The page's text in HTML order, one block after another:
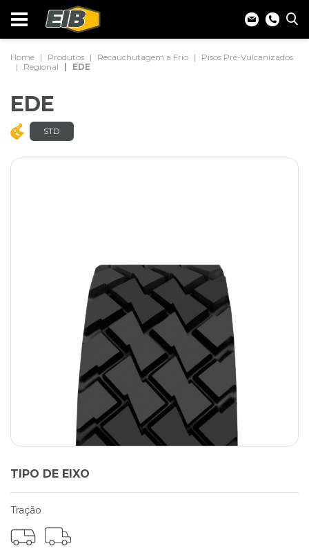
Home Produtos Recauchutagem a Frio
Pisos Pré-Vulcanizados
Regional
EDE
EDE
STD
TIPO DE EIXO
Tração